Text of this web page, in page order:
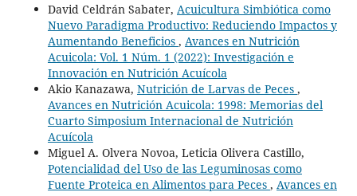
David Celdrán Sabater, Acuicultura Simbiótica como
Nuevo Paradigma Productivo: Reduciendo Impactos y
Aumentando Beneficios , Avances en Nutrición
Acuicola: Vol. 1 Núm. 1 (2022): Investigación e
Innovación en Nutrición Acuícola
Akio Kanazawa, Nutrición de Larvas de Peces ,
Avances en Nutrición Acuicola: 1998: Memorias del
Cuarto Simposium Internacional de Nutrición
Acuícola
Miguel A. Olvera Novoa, Leticia Olivera Castillo,
Potencialidad del Uso de las Leguminosas como
Fuente Proteica en Alimentos para Peces , Avances en